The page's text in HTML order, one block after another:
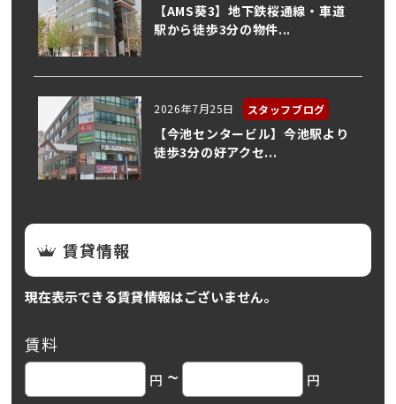
【AMS葵3】地下鉄桜通線・車道
駅から徒歩3分の物件...
2026年7月25日 スタッフブログ
【今池センタービル】今池駅より
徒歩3分の好アクセ...
賃貸情報
現在表示できる賃貸情報はございません。
賃料
円 ~ 円